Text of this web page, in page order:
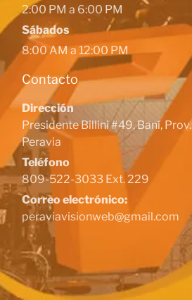
2:00 PM a 6:00 PM
Sábados
8:00 AM a 12:00 PM
Contacto
Dirección
Presidente Billini #49, Baní, Prov.
Peravia
Teléfono
809-522-3033 Ext. 229
Correo electrónico:
peraviavisionweb@gmail.com